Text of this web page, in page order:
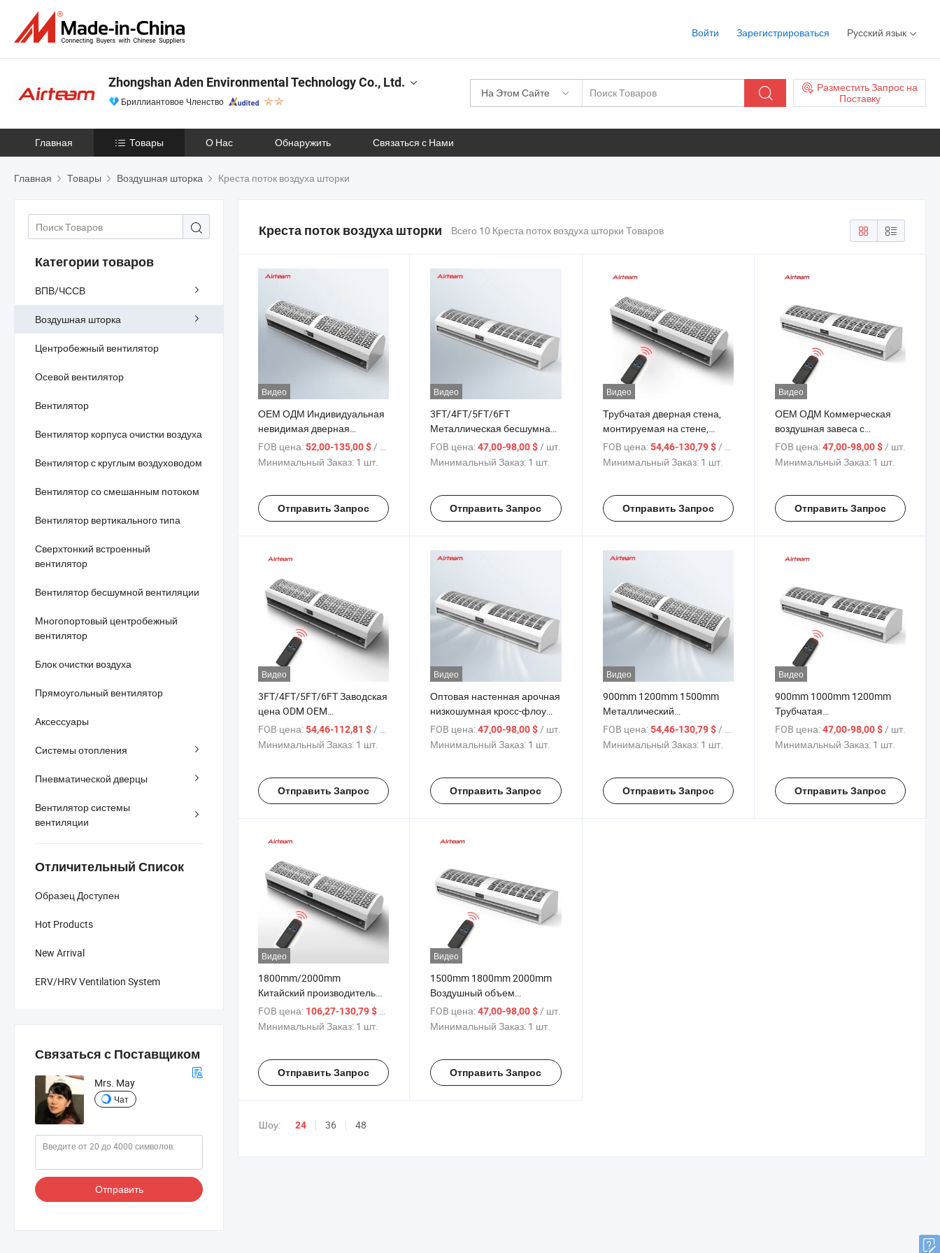
Войти Зарегистрироваться Русский язык
На Этом Сайте
Разместить Запрос на
Поставку
Zhongshan Aden Environmental Technology Co., Ltd.
Бриллиантовое Членство
Главная Товары О Нас Обнаружить Связаться с Нами
Главная Товары Воздушная шторка Креста поток воздуха шторки
Категории товаров
ВПВ/ЧССВ
Воздушная шторка
Центробежный вентилятор
Осевой вентилятор
Вентилятор
Вентилятор корпуса очистки воздуха
Вентилятор с круглым воздуховодом
Вентилятор со смешанным потоком
Вентилятор вертикального типа
Сверхтонкий встроенный
вентилятор
Вентилятор бесшумной вентиляции
Многопортовый центробежный
вентилятор
Блок очистки воздуха
Прямоугольный вентилятор
Аксессуары
Системы отопления
Пневматической дверцы
Вентилятор системы
вентиляции
Отличительный Список
Образец Доступен
Hot Products
New Arrival
ERV/HRV Ventilation System
Связаться с Поставщиком
Mrs. May
Чат
Отправить
Креста поток воздуха шторки Всего 10 Креста поток воздуха шторки Товаров
Видео
ОЕМ ОДМ Индивидуальная
невидимая дверная
занавеска Теплоизоляция
Перекрестный поток
FOB цена:52,00-135,00 $/ шт.
Минимальный Заказ: 1 шт.
Отправить Запрос
Видео
3FT/4FT/5FT/6FT
Металлическая бесшумная
невидимая амбиентная
воздушная завеса с
FOB цена: 47,00-98,00 $/ шт.
Минимальный Заказ: 1 шт.
Отправить Запрос
Видео
Трубчатая дверная стена,
монтируемая на стене,
температурный
изоляционный барьер,
FOB цена: 54,46-130,79 $/ шт.
Минимальный Заказ: 1 шт.
Отправить Запрос
Видео
ОЕМ ОДМ Коммерческая
воздушная завеса с
перекрестным потоком и
регулировкой скорости
FOB цена: 47,00-98,00 $/ шт.
Минимальный Заказ: 1 шт.
Отправить Запрос
Видео
3FT/4FT/5FT/6FT Заводская
цена ODM OEM
Теплоизоляционная
пересеченная воздушная
FOB цена:54,46-112,81 $ / шт.
Минимальный Заказ: 1 шт.
Отправить Запрос
Видео
Оптовая настенная арочная
низкошумная кросс-флоу
тепловая изоляционная
воздушная завеса
FOB цена: 47,00-98,00 $ / шт.
Минимальный Заказ: 1 шт.
Отправить Запрос
Видео
900mm 1200mm 1500mm
Металлический
аркообразный дизайн
переменного тока
FOB цена: 54,46-130,79 $ / шт.
Минимальный Заказ: 1 шт.
Отправить Запрос
Видео
900mm 1000mm 1200mm
Трубчатая
теплоизоляционная дверь с
поперечным воздушным
FOB цена: 47,00-98,00 $ / шт.
Минимальный Заказ: 1 шт.
Отправить Запрос
Видео
1800mm/2000mm
Китайский производитель
сильного ветра внутренней
воздушной двери
FOB цена: 106,27-130,79 $
Минимальный Заказ: 1 шт.
Отправить Запрос
Видео
1500mm 1800mm 2000mm
Воздушный объем
невидимой дверной
занавески поперечного
FOB цена: 47,00-98,00 $ / шт.
Минимальный Заказ: 1 шт.
Отправить Запрос
Шоу: 24 36 48